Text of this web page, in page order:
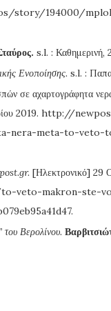
story/194000/
s.l. :
Ενοποίησης. s.l. :
σε αχαρτογράφητα
2019. http://
nera-meta-to-
[Ηλεκτρονικό] 29
veto-makron-ste-
Βερολίνου.